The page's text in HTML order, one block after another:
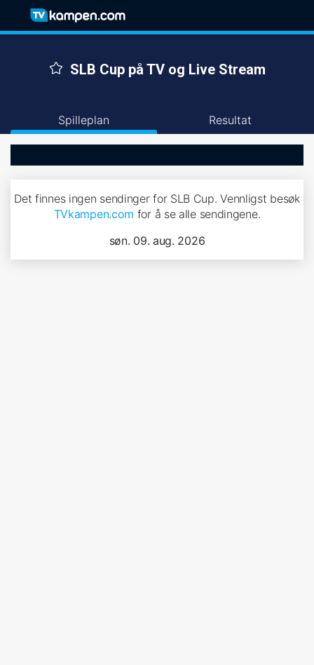
SLB Cup på TV og Live Stream
Spilleplan Resultat
Det finnes ingen sendinger for SLB Cup. Vennligst besøk
TVkampen.com for å se alle sendingene.
søn. 09. aug. 2026